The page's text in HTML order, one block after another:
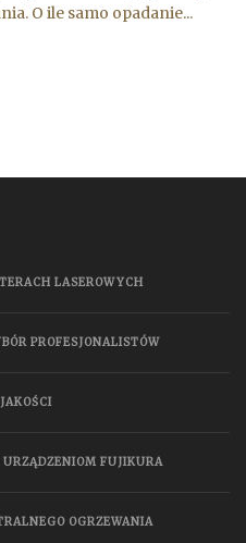
O ile samo opadanie...
LASEROWYCH
PROFESJONALISTÓW
FUJIKURA
OGRZEWANIA